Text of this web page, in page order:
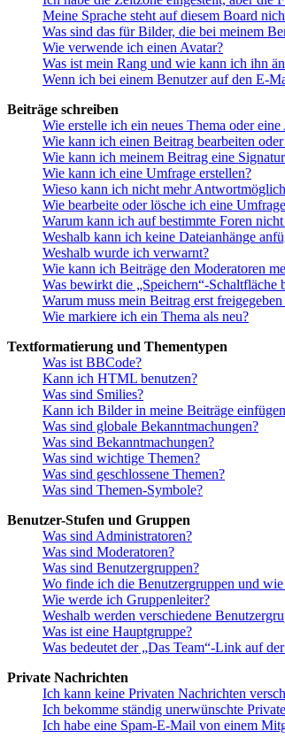
Meine Sprache steht auf diesem Board
Was sind das für Bilder, die bei meinem
Wie verwende ich einen Avatar?
Was ist mein Rang und wie kann ich ihn
Wenn ich bei einem Benutzer auf den E-
Beiträge schreiben
Wie erstelle ich ein neues Thema oder
Wie kann ich einen Beitrag bearbeiten
Wie kann ich meinem Beitrag eine
Wie kann ich eine Umfrage erstellen?
Wieso kann ich nicht mehr
Wie bearbeite oder lösche ich eine
Warum kann ich auf bestimmte Foren
Weshalb kann ich keine Dateianhänge
Weshalb wurde ich verwarnt?
Wie kann ich Beiträge den Moderatoren
Was bewirkt die „Speichern“-Schaltfläche
Warum muss mein Beitrag erst
Wie markiere ich ein Thema als neu?
Textformatierung und Thementypen
Was ist BBCode?
Kann ich HTML benutzen?
Was sind Smilies?
Kann ich Bilder in meine Beiträge
Was sind globale Bekanntmachungen?
Was sind Bekanntmachungen?
Was sind wichtige Themen?
Was sind geschlossene Themen?
Was sind Themen-Symbole?
Benutzer-Stufen und Gruppen
Was sind Administratoren?
Was sind Moderatoren?
Was sind Benutzergruppen?
Wo finde ich die Benutzergruppen und
Wie werde ich Gruppenleiter?
Weshalb werden verschiedene
Was ist eine Hauptgruppe?
Was bedeutet der „Das Team“-Link auf
Private Nachrichten
Ich kann keine Privaten Nachrichten
Ich bekomme ständig unerwünschte
Ich habe eine Spam-E-Mail von einem